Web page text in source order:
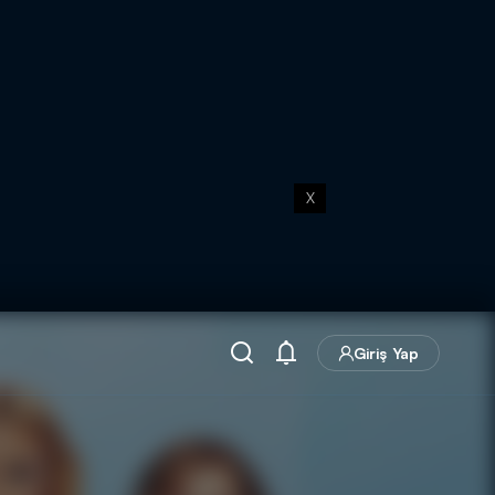
X
Giriş Yap